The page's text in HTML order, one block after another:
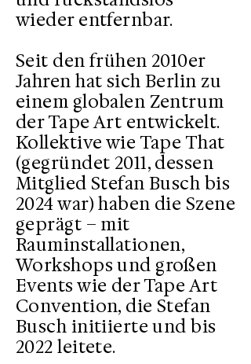
wieder entfernbar.
Seit den frühen 2010er
Jahren hat sich Berlin zu
einem globalen Zentrum
der Tape Art entwickelt.
Kollektive wie Tape That
(gegründet 2011, dessen
Mitglied Stefan Busch bis
2024 war) haben die Szene
geprägt – mit
Rauminstallationen,
Workshops und großen
Events wie der Tape Art
Convention, die Stefan
Busch initiierte und bis
2022 leitete.